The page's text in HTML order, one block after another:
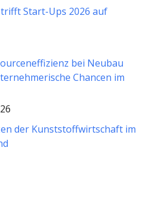
Start-Ups 2026 auf
bei Neubau
Chancen im
der Kunststoffwirtschaft im